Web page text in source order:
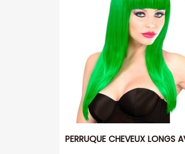
PERRUQUE CHEVEUX LONGS